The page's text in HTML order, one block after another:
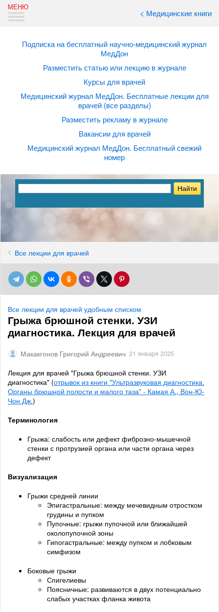
< Медицинские книги
Подписка на бесплатный научно-медицинский журнал
МедДон
Разместить статью или лекцию в журнале
Курсы для врачей
Медицинский журнал МедДон. Бесплатные лекции для
врачей (все разделы)
Разместить рекламу в журнале
Вакансии для врачей
Медицинский журнал МедДон. Бесплатный свежий
номер
Все лекции для врачей
Все лекции для врачей удобным списком
Грыжа брюшной стенки. УЗИ
диагностика. Лекция для врачей
Макакгонов Григорий Андреевич 21 января 2025
Лекция для врачей "Грыжа брюшной стенки. УЗИ
диагностика" (отрывок из книги "Ультразвуковая диагностика.
Органы брюшной полости и малого таза" - Камая А., Вон-Ю-
Чон Дж.)
Терминология
Грыжа: слабость или дефект фиброзно-мышечной
стенки с протрузией органа или части органа через
дефект
Визуализация
Грыжи средней линии
Эпигастральные: между мечевидным отростком
грудины и пупком
Пупочные: грыжи пупочной или ближайшей
околопупочной зоны
Гипогастральные: между пупком и лобковым
симфизом
Боковые грыжи
Спигелиевы
Поясничные: развиваются в двух потенциально
слабых участках фланка живота